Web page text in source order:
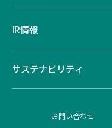
IR情報
サステナビリティ
お問い合わせ